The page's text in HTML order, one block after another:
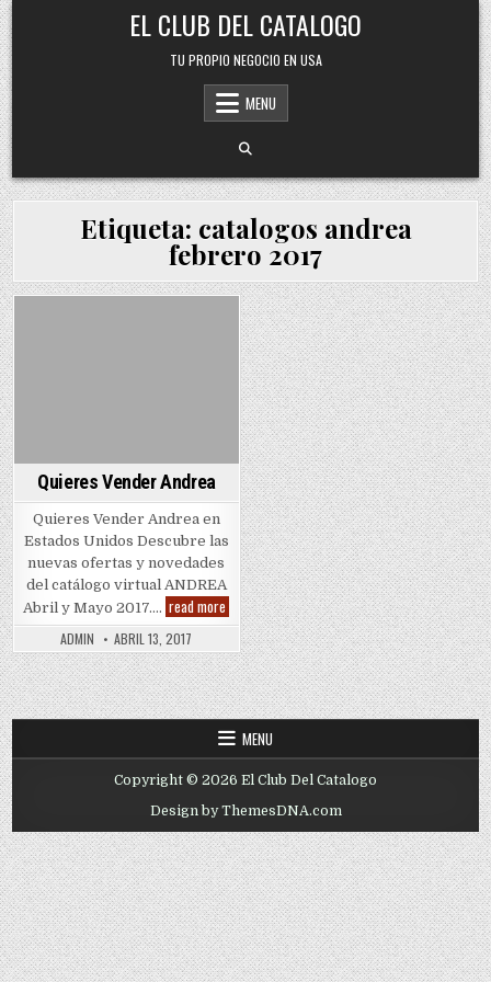
Skip
to
content
EL CLUB DEL CATALOGO
TU PROPIO NEGOCIO EN USA
MENU
Etiqueta: catalogos andrea
febrero 2017
Quieres Vender Andrea
Quieres Vender Andrea en
Estados Unidos Descubre las
nuevas ofertas y novedades
del catálogo virtual ANDREA
Abril y Mayo 2017…. read more Quieres
Vender
Andrea
ADMIN ABRIL 13, 2017
MENU
Copyright © 2026 El Club Del Catalogo
Design by ThemesDNA.com